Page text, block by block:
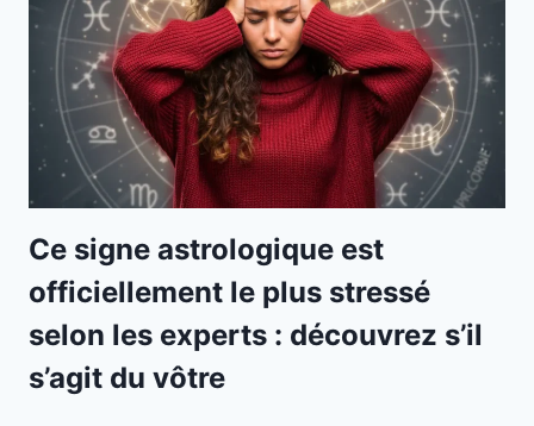
Ce signe astrologique est
officiellement le plus stressé
selon les experts : découvrez s’il
s’agit du vôtre